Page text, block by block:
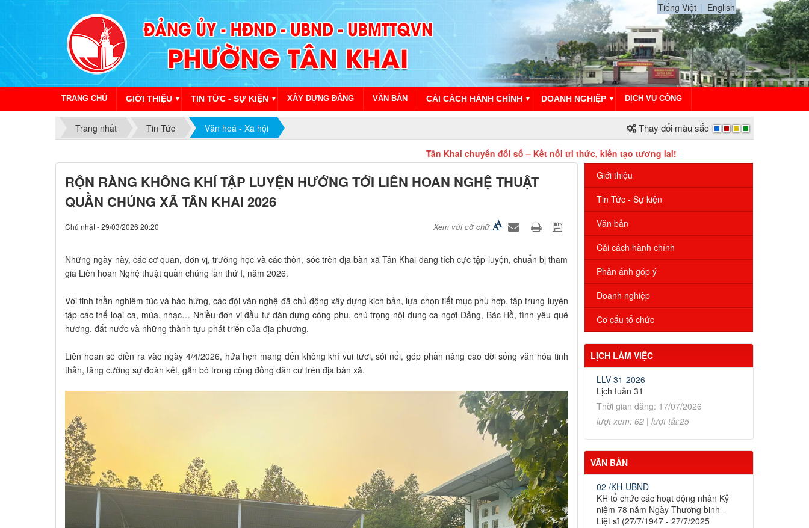
Tiếng Việt English
TRANG CHỦ GIỚI THIỆU ▼ TIN TỨC - SỰ KIỆN ▼ XÂY DỰNG ĐẢNG VĂN BẢN CẢI CÁCH HÀNH CHÍNH ▼ DOANH NGHIỆP ▼ DỊCH VỤ CÔNG
Trang nhất Tin Tức Văn hoá - Xã hội Thay đổi màu sắc
Tân Khai chuyển đổi số – Kết nối tri thức, kiến tạo tương lai!
RỘN RÀNG KHÔNG KHÍ TẬP LUYỆN HƯỚNG TỚI LIÊN HOAN NGHỆ THUẬT
QUẦN CHÚNG XÃ TÂN KHAI 2026
Chủ nhật - 29/03/2026 20:20 Xem với cỡ chữ
Những ngày này, các cơ quan, đơn vị, trường học và các thôn, sóc trên địa bàn xã Tân Khai đang tích cực tập luyện, chuẩn bị tham
gia Liên hoan Nghệ thuật quần chúng lần thứ I, năm 2026.
Với tinh thần nghiêm túc và hào hứng, các đội văn nghệ đã chủ động xây dựng kịch bản, lựa chọn tiết mục phù hợp, tập trung luyện
tập các thể loại ca, múa, nhạc… Nhiều đơn vị đầu tư dàn dựng công phu, chú trọng nội dung ca ngợi Đảng, Bác Hồ, tình yêu quê
hương, đất nước và những thành tựu phát triển của địa phương.
Liên hoan sẽ diễn ra vào ngày 4/4/2026, hứa hẹn mang đến không khí vui tươi, sôi nổi, góp phần nâng cao đời sống văn hóa tinh
thần, tăng cường sự đoàn kết, gắn bó trong cộng đồng dân cư trên địa bàn xã.
Giới thiệu
Tin Tức - Sự kiện
Văn bản
Cải cách hành chính
Phản ánh góp ý
Doanh nghiệp
Cơ cấu tổ chức
LỊCH LÀM VIỆC
LLV-31-2026
Lịch tuần 31
Thời gian đăng: 17/07/2026
lượt xem: 62 | lượt tải:25
VĂN BẢN
02 /KH-UBND
KH tổ chức các hoạt động nhân Kỷ
niệm 78 năm Ngày Thương binh -
Liệt sĩ (27/7/1947 - 27/7/2025